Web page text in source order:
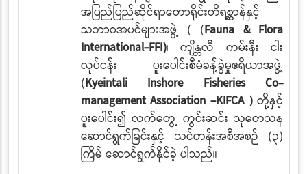
အပြည်ပြည်ဆိုင်ရာတောရိုင်းတိရစ္ဆာန်နှင့်
သဘာဝအပင်များအဖွဲ့ ( (Fauna & Flora
International-FFI)၊ ကျိန္တလီ ကမ်းနီး
ငါး
လုပ်ငန်း ပူးပေါင်းစီမံခန့်ခွဲမှုဧရိယာအဖွဲ့
(Kyeintali Inshore Fisheries Co-
management Association –KIFCA )တို့နှင့်
ပူးပေါင်း၍ လက်တွေ့ ကွင်းဆင်း သုတေသန
ဆောင်ရွက်ခြင်းနှင့် သင်တန်းအစီအစဉ် (၃)
ကြိမ်ဆောင်ရွက်နိုင်ခဲ့ ပါသည်။